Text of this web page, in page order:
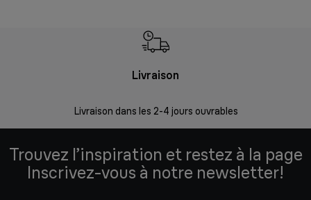
Livraison
Livraison dans les 2-4 jours ouvrables
Trouvez l’inspiration et restez à la page
Inscrivez-vous à notre newsletter!